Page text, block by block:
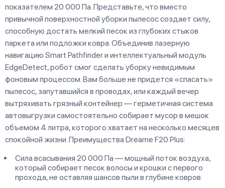
показателем 20 000 Па. Представьте, что вместо
привычной поверхностной уборки пылесос создает силу,
способную достать мелкий песок из глубоких стыков
паркета или подложки ковра. Объединив лазерную
навигацию Smart Pathfinder и интеллектуальный модуль
EdgeDetect, робот смог сделать уборку невидимым
фоновым процессом. Вам больше не придется «спасать»
пылесос, запутавшийся в проводах, или каждый вечер
вытряхивать грязный контейнер — герметичная система
автовыгрузки самостоятельно собирает мусор в мешок
объемом 4 литра, которого хватает на несколько месяцев
спокойной жизни. Преимущества Dreame F20 Plus:
Сила всасывания 20 000 Па — мощный поток воздуха,
который собирает песок волосы и крошки с первого
прохода, не оставляя шансов пыли в глубине ковров